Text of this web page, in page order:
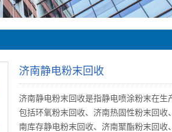
济南静电粉末回收
济南静电粉末回收是指静电喷涂粉末在生
包括环氧粉末回收、济南热固性粉末回收
南库存静电粉末回收、济南聚酯粉末回收